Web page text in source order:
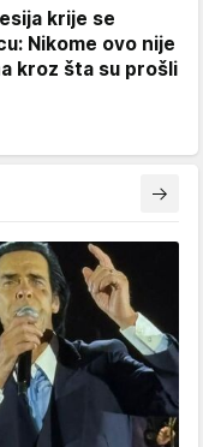
krije se
Nikome ovo nije
kroz šta su prošli